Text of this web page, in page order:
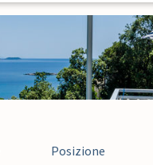
Posizione